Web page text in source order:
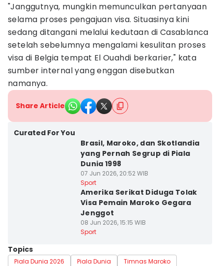
"Janggutnya, mungkin memunculkan pertanyaan
selama proses pengajuan visa. Situasinya kini
sedang ditangani melalui kedutaan di Casablanca
setelah sebelumnya mengalami kesulitan proses
visa di Belgia tempat El Ouahdi berkarier," kata
sumber internal yang enggan disebutkan
namanya.
Share Article
Curated For You
Brasil, Maroko, dan Skotlandia
yang Pernah Segrup di Piala
Dunia 1998
07 Jun 2026, 20:52 WIB
Sport
Amerika Serikat Diduga Tolak
Visa Pemain Maroko Gegara
Jenggot
08 Jun 2026, 15:15 WIB
Sport
Topics
Piala Dunia 2026 Piala Dunia
Timnas Maroko